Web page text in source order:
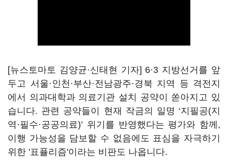
[뉴스토마토 김양균·신태현 기자] 6·3 지방선거를 앞
두고 서울·인천·부산·전남광주·경북 지역 등 격전지
에서 의과대학과 의료기관 설치 공약이 쏟아지고 있
습니다. 관련 공약들이 현재 작금의 일명 ‘지필공(지
역·필수·공공의료)’ 위기를 반영했다는 평가와 함께,
이행 가능성을 담보할 수 없음에도 표심을 자극하기
위한 '표퓰리즘'이라는 비판도 나옵니다.